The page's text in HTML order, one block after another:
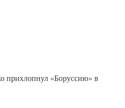
прихлопнул «Боруссию» в